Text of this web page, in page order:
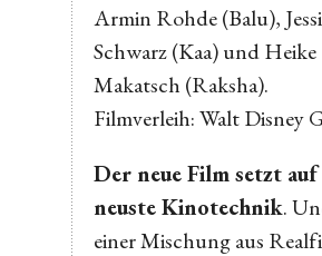
Armin Rohde (Balu),
Schwarz (Kaa) und Heike
Makatsch (Raksha).
Filmverleih: Walt Disney
Der neue Film setzt auf
neuste Kinotechnik.
einer Mischung aus